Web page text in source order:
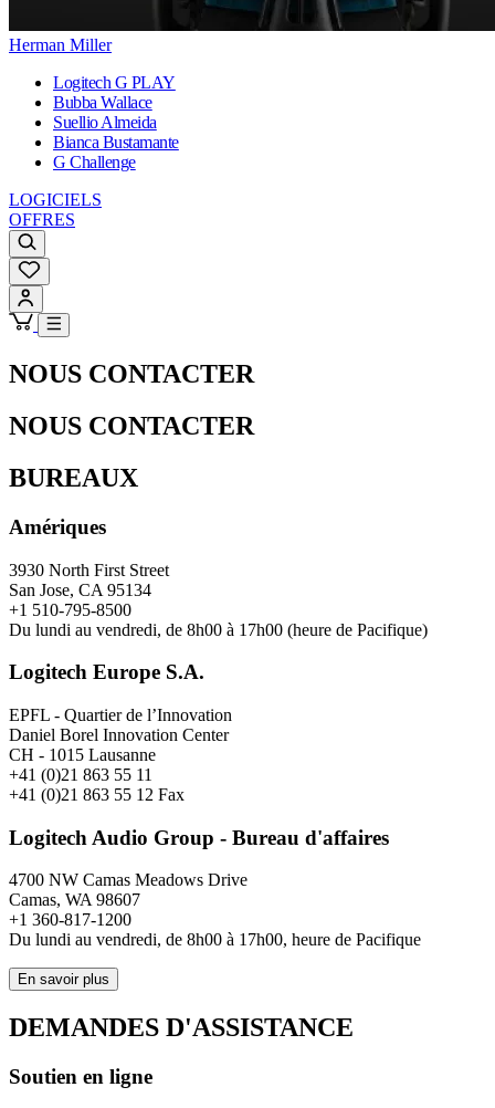
Herman Miller
Logitech G PLAY
Bubba Wallace
Suellio Almeida
Bianca Bustamante
G Challenge
LOGICIELS
OFFRES
NOUS CONTACTER
NOUS CONTACTER
BUREAUX
Amériques
3930 North First Street
San Jose, CA 95134
+1 510-795-8500
Du lundi au vendredi, de 8h00 à 17h00 (heure de Pacifique)
Logitech Europe S.A.
EPFL - Quartier de l’Innovation
Daniel Borel Innovation Center
CH - 1015 Lausanne
+41 (0)21 863 55 11
+41 (0)21 863 55 12 Fax
Logitech Audio Group - Bureau d'affaires
4700 NW Camas Meadows Drive
Camas, WA 98607
+1 360-817-1200
Du lundi au vendredi, de 8h00 à 17h00, heure de Pacifique
En savoir plus
DEMANDES D'ASSISTANCE
Soutien en ligne